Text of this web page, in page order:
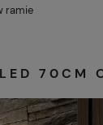
ramie
70CM